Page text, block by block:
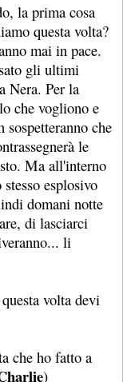
la prima cosa
questa volta?
mai in pace.
gli ultimi
Nera. Per la
che vogliono e
sospetteranno che
le
Ma all'interno
esplosivo
domani notte
di lasciarci
li
volta devi
che ho fatto a
)